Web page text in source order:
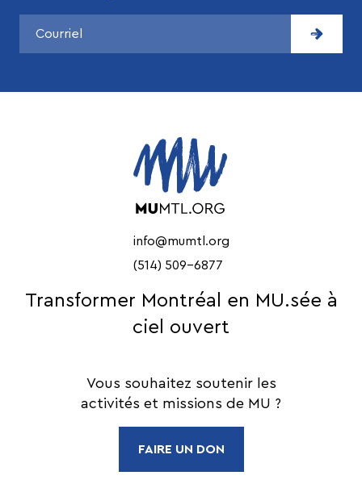
info@mumtl.org
(514) 509-6877
Transformer Montréal en MU.sée à
ciel ouvert
Vous souhaitez soutenir les
activités et missions de MU ?
FAIRE UN DON